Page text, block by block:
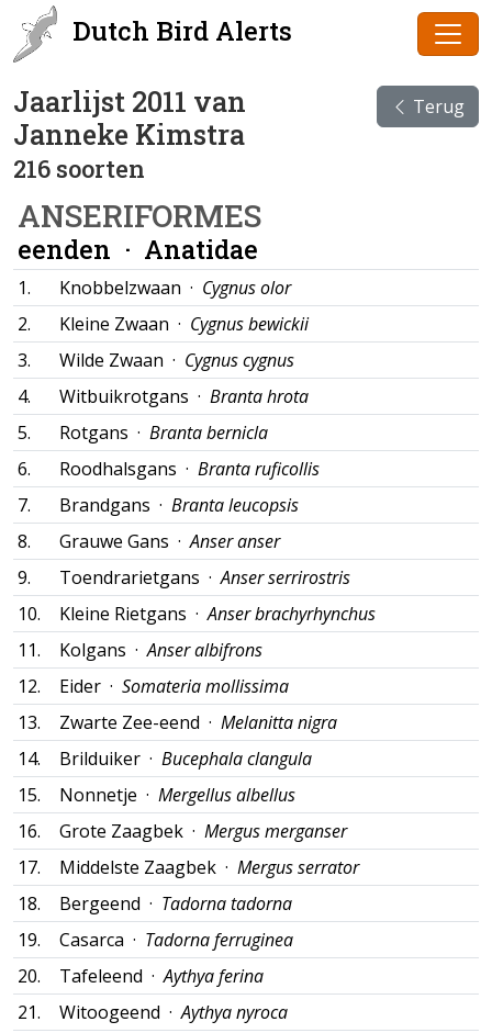
Dutch Bird Alerts
Jaarlijst 2011 van
Janneke Kimstra
216 soorten
Terug
ANSERIFORMES
eenden · Anatidae
1. Knobbelzwaan · Cygnus olor
2.
Kleine Zwaan · Cygnus bewickii
3.
Wilde Zwaan · Cygnus cygnus
4.
Witbuikrotgans · Branta hrota
5.
Rotgans · Branta bernicla
6.
Roodhalsgans · Branta ruficollis
7.
Brandgans · Branta leucopsis
8.
Grauwe Gans ·Anser anser
9.
Toendrarietgans ·Anser serrirostris
10.
Kleine Rietgans ·Anser brachyrhynchus
11.
Kolgans ·Anser albifrons
12.
Eider · Somateria mollissima
13.
Zwarte Zee-eend · Melanitta nigra
14.
Brilduiker · Bucephala clangula
15.
Nonnetje · Mergellus albellus
16.
Grote Zaagbek · Mergus merganser
17.
Middelste Zaagbek · Mergus serrator
18.
Bergeend · Tadorna tadorna
19.
Casarca · Tadorna ferruginea
20.
Tafeleend ·Aythya ferina
21.
Witoogeend ·Aythya nyroca